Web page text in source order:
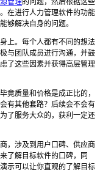
管理的问题，然后根据这些
在进行人力管理软件的功能
够解决自身的问题。
上。每个人都有不同的想法
与团队成员进行沟通，并鼓
了这些因素并获得高层管理
竟质量和价格是成正比的，
有其他套路？后续会不会有
了服务大众的，获利一定还
，涉及到用户口碑、供应商
了解目标软件的口碑，同
示可以让你直观的了解目标